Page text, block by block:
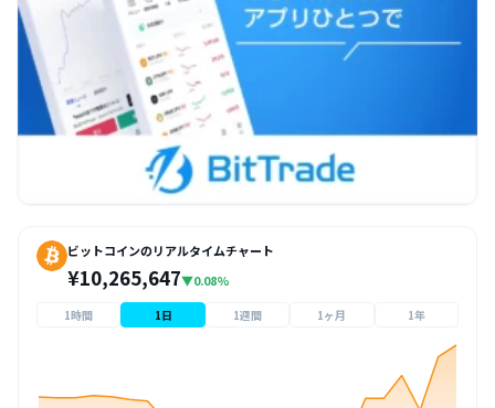
ビットコインのリアルタイムチャート
¥10,265,647▼0.08%
1時間 1日 1週間 1ヶ月 1年